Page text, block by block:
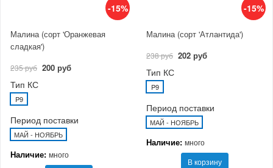
-15%
Малина (сорт 'Оранжевая
сладкая')
235 руб 200 руб
Тип КС
P9
Период поставки
МАЙ - НОЯБРЬ
Наличие: много
-15%
Малина (сорт 'Атлантида')
238 руб 202 руб
Тип КС
P9
Период поставки
МАЙ - НОЯБРЬ
Наличие: много
В корзину